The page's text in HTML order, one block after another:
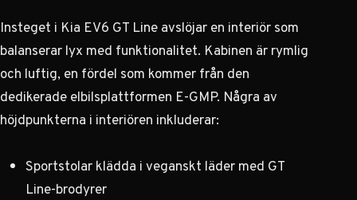
Insteget i Kia EV6 GT Line avslöjar en interiör som
balanserar lyx med funktionalitet. Kabinen är rymlig
och luftig, en fördel som kommer från den
dedikerade elbilsplattformen E-GMP. Några av
höjdpunkterna i interiören inkluderar:
Sportstolar klädda i veganskt läder med GT
Line-brodyrer